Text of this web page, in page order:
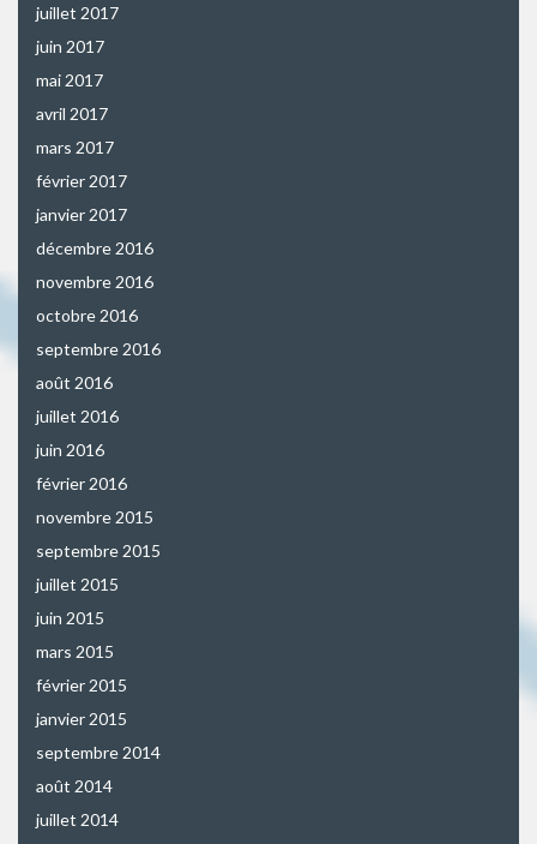
juillet 2017
juin 2017
mai 2017
avril 2017
mars 2017
février 2017
janvier 2017
décembre 2016
novembre 2016
octobre 2016
septembre 2016
août 2016
juillet 2016
juin 2016
février 2016
novembre 2015
septembre 2015
juillet 2015
juin 2015
mars 2015
février 2015
janvier 2015
septembre 2014
août 2014
juillet 2014